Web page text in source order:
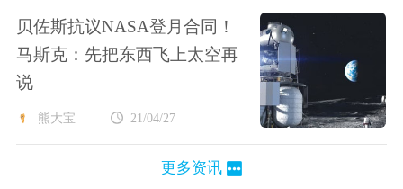
贝佐斯抗议NASA登月合同！
马斯克：先把东西飞上太空再
说
熊大宝 21/04/27
更多资讯